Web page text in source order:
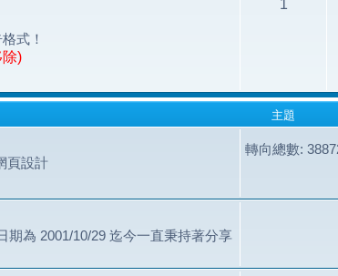
式！
)
1
主題
頁設計
轉向總數:
為 2001/10/29 迄今一直秉持著分享